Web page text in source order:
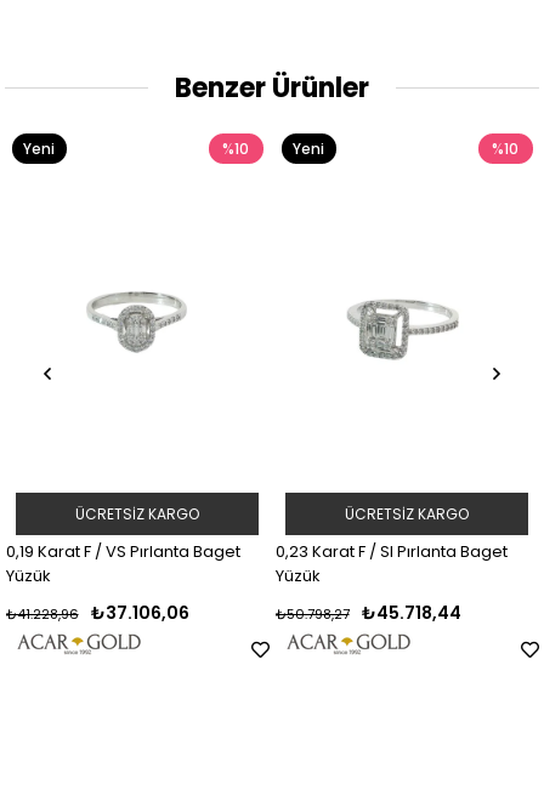
Benzer Ürünler
0,19 Karat F / VS Pırlanta Baget
Yüzük
₺37.106,06
₺41.228,96
%10
ÜCRETSIZ KARGO
Yeni
0,23 Karat F / SI Pırlanta Baget
Yüzük
₺45.718,44
₺50.798,27
%10
ÜCRETSIZ KARGO
Yeni